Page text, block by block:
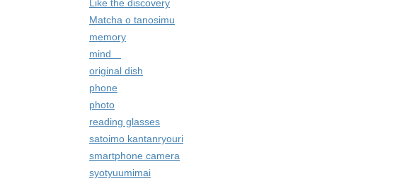
Like the discovery
Matcha o tanosimu
memory
mind
original dish
phone
photo
reading glasses
satoimo kantanryouri
smartphone camera
syotyuumimai